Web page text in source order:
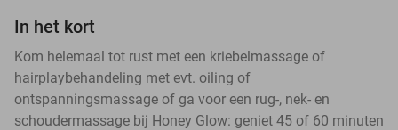
In het kort
Kom helemaal tot rust met een kriebelmassage of
hairplaybehandeling met evt. oiling of
ontspanningsmassage of ga voor een rug-, nek- en
schoudermassage bij Honey Glow: geniet 45 of 60 minuten